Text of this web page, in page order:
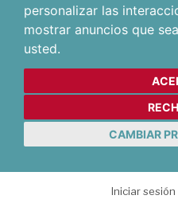
personalizar las
mostrar anuncios que
usted.
CAMBIAR
Iniciar sesión